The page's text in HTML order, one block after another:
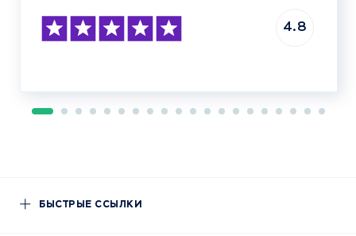
4.8
БЫСТРЫЕ ССЫЛКИ